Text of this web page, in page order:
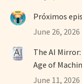
Próximos
June 26, 2026
The AI
Age of
June 11, 2026